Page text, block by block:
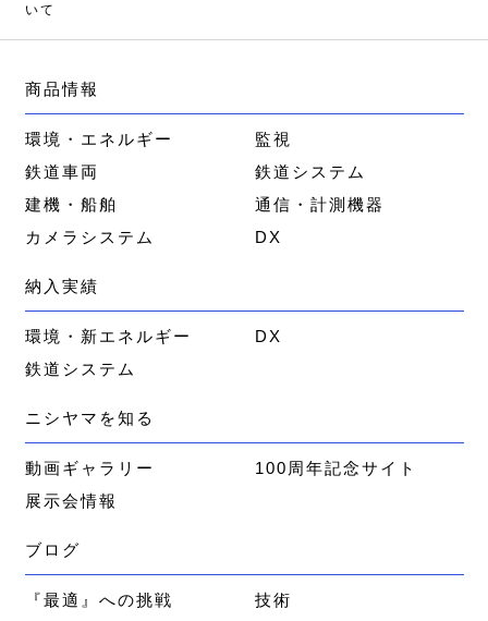
いて
商品情報
環境・エネルギー
監視
鉄道車両
鉄道システム
建機・船舶
通信・計測機器
カメラシステム
DX
納入実績
環境・新エネルギー
DX
鉄道システム
ニシヤマを知る
動画ギャラリー
100周年記念サイト
展示会情報
ブログ
『最適』への挑戦
技術